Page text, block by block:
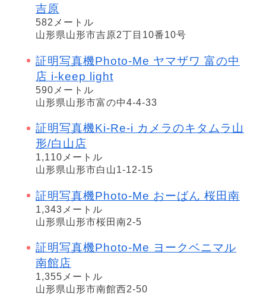
吉原
582メートル
山形県山形市吉原2丁目10番10号
証明写真機Photo-Me ヤマザワ 富の中
店 i-keep light
590メートル
山形県山形市富の中4-4-33
証明写真機Ki-Re-i カメラのキタムラ山
形/白山店
1,110メートル
山形県山形市白山1-12-15
証明写真機Photo-Me おーばん 桜田南
1,343メートル
山形県山形市桜田南2-5
証明写真機Photo-Me ヨークベニマル
南館店
1,355メートル
山形県山形市南館西2-50